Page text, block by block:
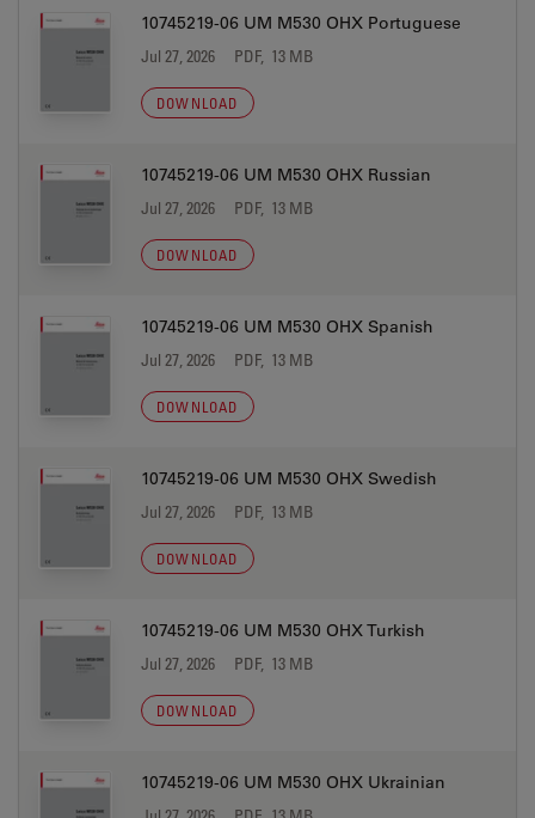
10745219-06 UM M530 OHX Portuguese
Jul 27, 2026 PDF, 13 MB
DOWNLOAD
10745219-06 UM M530 OHX Russian
Jul 27, 2026 PDF, 13 MB
DOWNLOAD
10745219-06 UM M530 OHX Spanish
Jul 27, 2026 PDF, 13 MB
DOWNLOAD
10745219-06 UM M530 OHX Swedish
Jul 27, 2026 PDF, 13 MB
DOWNLOAD
10745219-06 UM M530 OHX Turkish
Jul 27, 2026 PDF, 13 MB
DOWNLOAD
10745219-06 UM M530 OHX Ukrainian